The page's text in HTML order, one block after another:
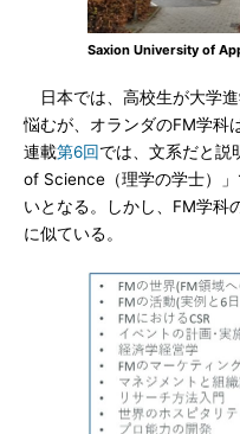
Saxion University of
日本では、高校生が大学
悩むが、オランダのFM学科
連載第6回では、文系だと説
of Science（理学の学士）
いとなる。しかし、FM学科
に似ている。